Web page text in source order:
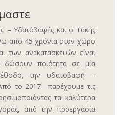
– Υδατόβαφές και ο Τάκης
από 45 χρόνια στον χώρο
των ανακατασκευών είναι
ποιότητα σε μία
την υδατοβαφή –
το 2017 παρέχουμε τις
τα καλύτερα
από την προεργασία